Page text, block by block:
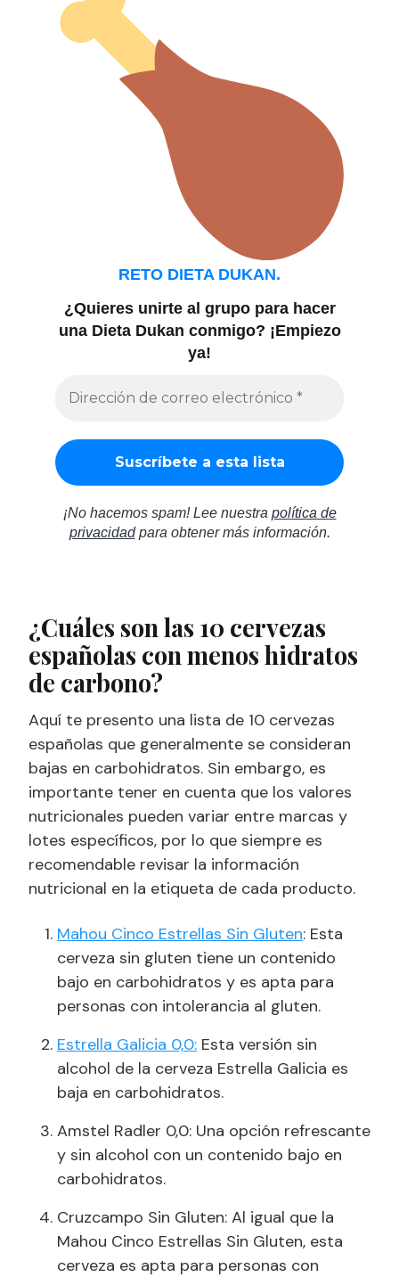
RETO DIETA DUKAN.
¿Quieres unirte al grupo para hacer
una Dieta Dukan conmigo? ¡Empiezo
ya!
¡No hacemos spam! Lee nuestra política de
privacidadpara obtener más información.
¿Cuáles son las 10 cervezas
españolas con menos hidratos
de carbono?
Aquí te presento una lista de 10 cervezas
españolas que generalmente se consideran
bajas en carbohidratos. Sin embargo, es
importante tener en cuenta que los valores
nutricionales pueden variar entre marcas y
lotes específicos, por lo que siempre es
recomendable revisar la información
nutricional en la etiqueta de cada producto.
Mahou Cinco Estrellas Sin Gluten: Esta
cerveza sin gluten tiene un contenido
bajo en carbohidratos y es apta para
personas con intolerancia al gluten.
Estrella Galicia 0,0: Esta versión sin
alcohol de la cerveza Estrella Galicia es
baja en carbohidratos.
Amstel Radler 0,0: Una opción refrescante
y sin alcohol con un contenido bajo en
carbohidratos.
Cruzcampo Sin Gluten: Al igual que la
Mahou Cinco Estrellas Sin Gluten, esta
cerveza es apta para personas con